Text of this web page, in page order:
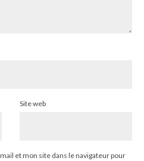
Site web
et mon site dans le navigateur pour